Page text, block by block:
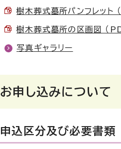
樹木葬式墓所パンフレット
樹木葬式墓所の区画図 （
写真ギャラリー
お申し込みについて
申込区分及び必要書類